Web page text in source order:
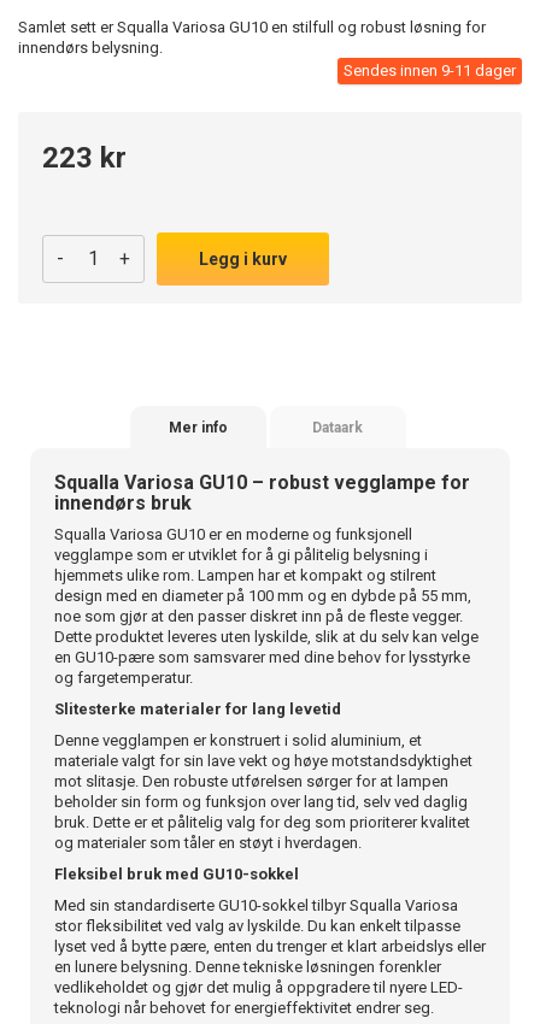
Samlet sett er Squalla Variosa GU10 en stilfull og robust løsning for
innendørs belysning.
Sendes innen 9-11 dager
223 kr
- + Legg i kurv
Mer info Dataark
Squalla Variosa GU10 – robust vegglampe for
innendørs bruk
Squalla Variosa GU10 er en moderne og funksjonell
vegglampe som er utviklet for å gi pålitelig belysning i
hjemmets ulike rom. Lampen har et kompakt og stilrent
design med en diameter på 100 mm og en dybde på 55 mm,
noe som gjør at den passer diskret inn på de fleste vegger.
Dette produktet leveres uten lyskilde, slik at du selv kan velge
en GU10-pære som samsvarer med dine behov for lysstyrke
og fargetemperatur.
Slitesterke materialer for lang levetid
Denne vegglampen er konstruert i solid aluminium, et
materiale valgt for sin lave vekt og høye motstandsdyktighet
mot slitasje. Den robuste utførelsen sørger for at lampen
beholder sin form og funksjon over lang tid, selv ved daglig
bruk. Dette er et pålitelig valg for deg som prioriterer kvalitet
og materialer som tåler en støyt i hverdagen.
Fleksibel bruk med GU10-sokkel
Med sin standardiserte GU10-sokkel tilbyr Squalla Variosa
stor fleksibilitet ved valg av lyskilde. Du kan enkelt tilpasse
lyset ved å bytte pære, enten du trenger et klart arbeidslys eller
en lunere belysning. Denne tekniske løsningen forenkler
vedlikeholdet og gjør det mulig å oppgradere til nyere LED-
teknologi når behovet for energieffektivitet endrer seg.